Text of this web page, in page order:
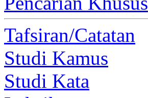
Tafsiran/Catatan
Studi Kamus
Studi Kata